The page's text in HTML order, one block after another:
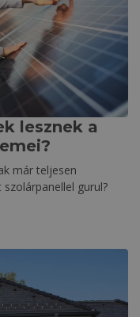
lesznek a
már teljesen
gurul?